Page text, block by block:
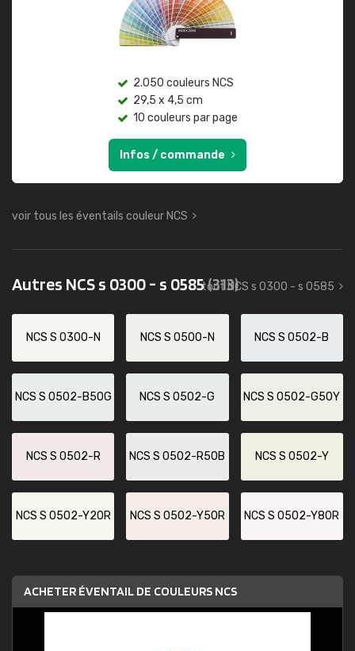
2.050 couleurs NCS
29,5 x 4,5 cm
10 couleurs par page
Infos / commande
voir tous les éventails couleur NCS
Autres NCS s 0300 - s 0585(313)
tout NCS s 0300 - s 0585
NCS S 0300-N NCS S 0500-N NCS S 0502-B
NCS S 0502-B50G NCS S 0502-G NCS S 0502-G50Y
NCS S 0502-R NCS S 0502-R50B NCS S 0502-Y
NCS S 0502-Y20R NCS S 0502-Y50R NCS S 0502-Y80R
ACHETER ÉVENTAIL DE COULEURS NCS